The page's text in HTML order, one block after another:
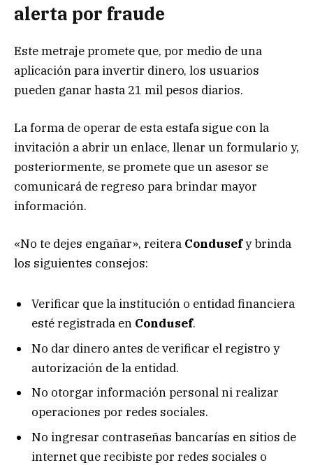
alerta por fraude
Este metraje promete que, por medio de una
aplicación para invertir dinero, los usuarios
pueden ganar hasta 21 mil pesos diarios.
La forma de operar de esta estafa sigue con la
invitación a abrir un enlace, llenar un formulario y,
posteriormente, se promete que un asesor se
comunicará de regreso para brindar mayor
información.
«No te dejes engañar», reitera Condusefy brinda
los siguientes consejos:
Verificar que la institución o entidad financiera
esté registrada en Condusef.
No dar dinero antes de verificar el registro y
autorización de la entidad.
No otorgar información personal ni realizar
operaciones por redes sociales.
No ingresar contraseñas bancarías en sitios de
internet que recibiste por redes sociales o